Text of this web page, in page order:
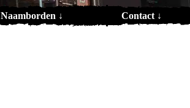
Naamborden ↓ Contact ↓